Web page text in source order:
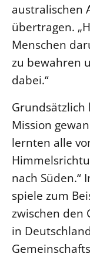
australischen
übertragen.
Menschen
zu bewahren
dabei.“
Grundsätzlich
Mission
lernten alle
nach Süden.“
spiele zum
zwischen den
in